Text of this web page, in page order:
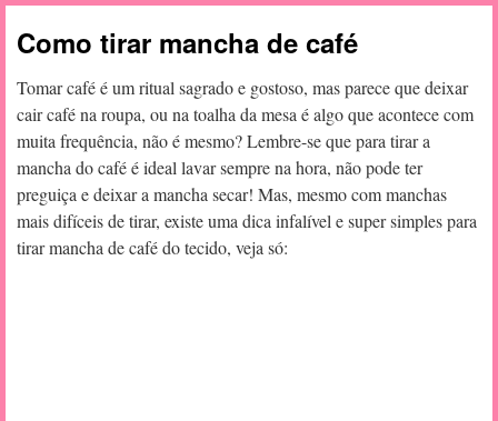
Como tirar mancha de café
Tomar café é um ritual sagrado e gostoso, mas parece que deixar
cair café na roupa, ou na toalha da mesa é algo que acontece com
muita frequência, não é mesmo? Lembre-se que para tirar a
mancha do café é ideal lavar sempre na hora, não pode ter
preguiça e deixar a mancha secar! Mas, mesmo com manchas
mais difíceis de tirar, existe uma dica infalível e super simples para
tirar mancha de café do tecido, veja só: